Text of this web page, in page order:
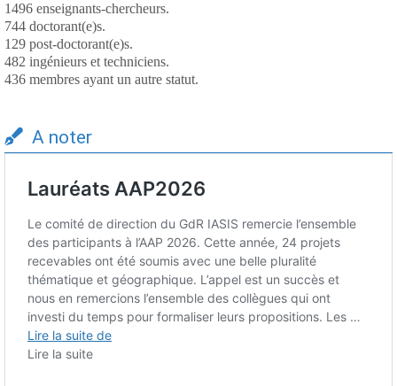
1496 enseignants-chercheurs.
744 doctorant(e)s.
129 post-doctorant(e)s.
482 ingénieurs et techniciens.
436 membres ayant un autre statut.
A noter